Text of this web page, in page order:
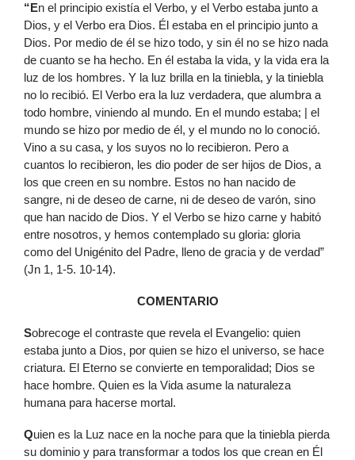
“En el principio existía el Verbo, y el Verbo estaba junto a
Dios, y el Verbo era Dios. Él estaba en el principio junto a
Dios. Por medio de él se hizo todo, y sin él no se hizo nada
de cuanto se ha hecho. En él estaba la vida, y la vida era la
luz de los hombres. Y la luz brilla en la tiniebla, y la tiniebla
no lo recibió. El Verbo era la luz verdadera, que alumbra a
todo hombre, viniendo al mundo. En el mundo estaba; | el
mundo se hizo por medio de él, y el mundo no lo conoció.
Vino a su casa, y los suyos no lo recibieron. Pero a
cuantos lo recibieron, les dio poder de ser hijos de Dios, a
los que creen en su nombre. Estos no han nacido de
sangre, ni de deseo de carne, ni de deseo de varón, sino
que han nacido de Dios. Y el Verbo se hizo carne y habitó
entre nosotros, y hemos contemplado su gloria: gloria
como del Unigénito del Padre, lleno de gracia y de verdad”
(Jn 1, 1-5. 10-14).
COMENTARIO
Sobrecoge el contraste que revela el Evangelio: quien
estaba junto a Dios, por quien se hizo el universo, se hace
criatura. El Eterno se convierte en temporalidad; Dios se
hace hombre. Quien es la Vida asume la naturaleza
humana para hacerse mortal.
Quien es la Luz nace en la noche para que la tiniebla pierda
su dominio y para transformar a todos los que crean en Él